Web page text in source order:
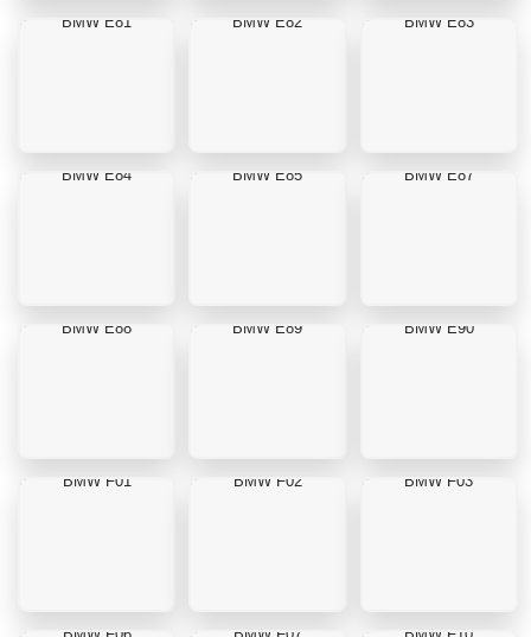
BMW E81 BMW E82 BMW E83
BMW E84 BMW E85 BMW E87
BMW E88 BMW E89 BMW E90
BMW F01 BMW F02 BMW F03